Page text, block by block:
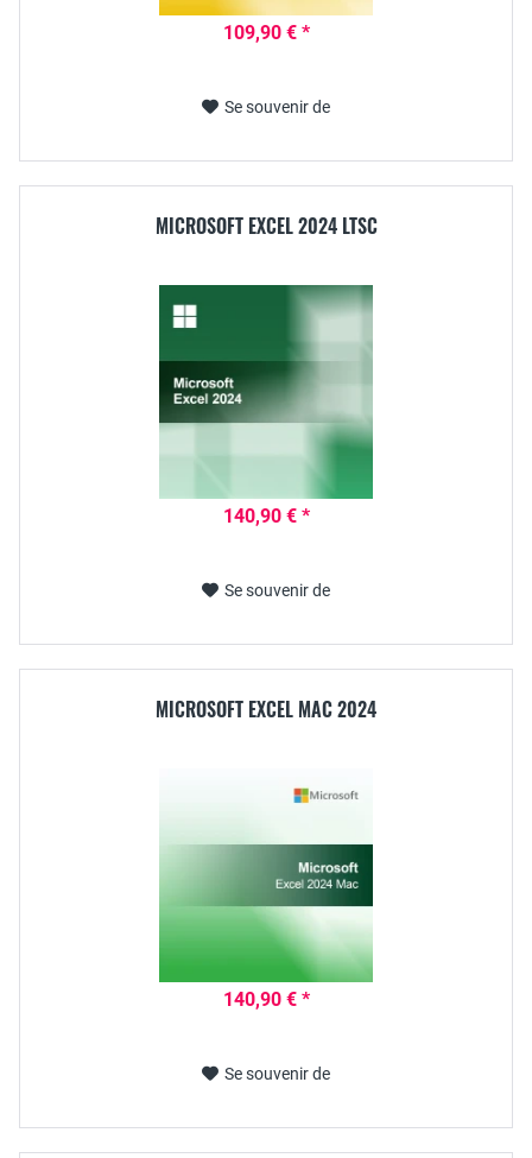
109,90 € *
Se souvenir de
MICROSOFT EXCEL 2024 LTSC
140,90 € *
Se souvenir de
MICROSOFT EXCEL MAC 2024
140,90 € *
Se souvenir de